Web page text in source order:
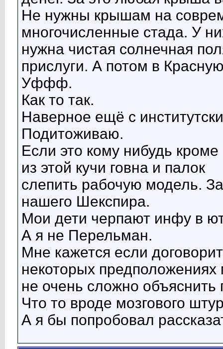
Не нужны крышам на
многочисленные стада. У
нужна чистая солнечная
прислуги. А потом в Красную
Уффф.
Как то так.
Наверное ещё с
Подитоживаю.
Если это кому нибудь
из этой кучи говна и палок
слепить рабочую модель.
нашего Шекспира.
Мои дети черпают инфу в
А я не Перельман.
Мне кажется если
некоторых
не очень сложно
Что то вроде мозгового
А я бы попробовал